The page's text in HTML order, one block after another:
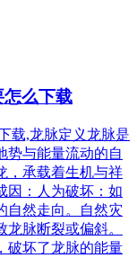
怎么下载
载,龙脉定义龙脉是
势与能量流动的自
，承载着生机与祥
因：人为破坏：如
自然走向。自然灾
脉断裂或偏斜。
破坏了龙脉的能量